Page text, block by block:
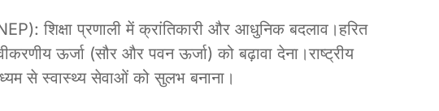
(NEP): शिक्षा प्रणाली में क्रांतिकारी और आधुनिक बदलाव।हरित
ऊर्जा (सौर और पवन ऊर्जा) को बढ़ावा देना।राष्ट्रीय
से स्वास्थ्य सेवाओं को सुलभ बनाना।